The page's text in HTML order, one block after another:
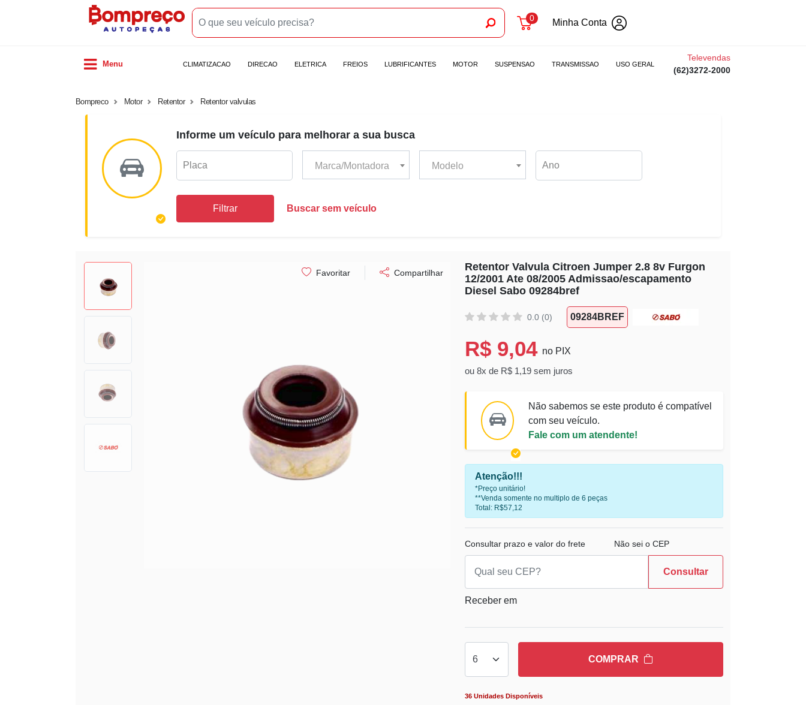
0 Minha Conta
Menu CLIMATIZACAO DIRECAO ELETRICA FREIOS LUBRIFICANTES MOTOR SUSPENSAO TRANSMISSAO USO GERAL
Televendas
(62)3272-2000
Bompreco Motor Retentor Retentor valvulas
Informe um veículo para melhorar a sua busca
Marca/Montadora Modelo
Filtrar Buscar sem veículo
Favoritar Compartilhar
Retentor Valvula Citroen Jumper 2.8 8v Furgon
12/2001 Ate 08/2005 Admissao/escapamento
Diesel Sabo 09284bref
0.0 (0) 09284BREF
R$ 9,04 no PIX
ou 8x de R$ 1,19 sem juros
Não sabemos se este produto é compatível
com seu veículo.
Fale com um atendente!
Atenção!!!
*Preço unitário!
**Venda somente no multiplo de 6 peças
Total: R$57,12
Consultar prazo e valor do frete Não sei o CEP
Consultar
Receber em
COMPRAR
36 Unidades Disponíveis